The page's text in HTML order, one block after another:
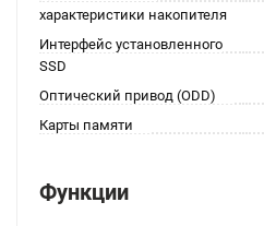
характеристики накопителя
Интерфейс установленного
SSD
Оптический привод (ODD)
Карты памяти
Функции